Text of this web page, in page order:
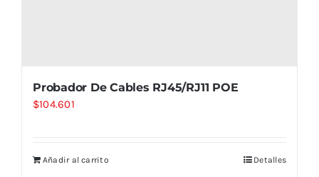
Probador De Cables RJ45/RJ11 POE
$104.601
Añadir al carrito Detalles